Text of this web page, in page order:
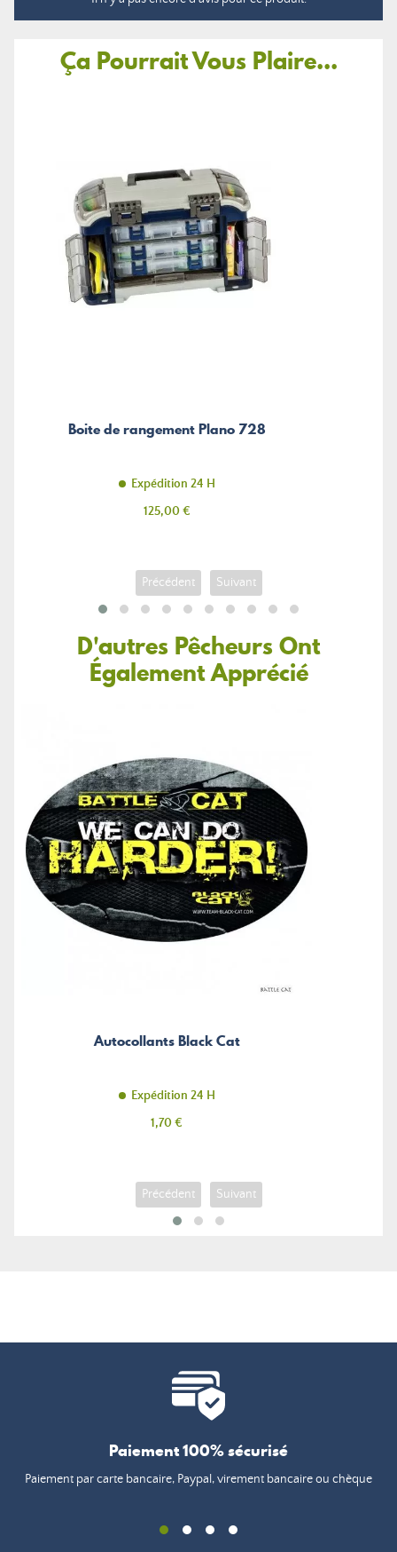
Ça Pourrait Vous Plaire...
Boite de rangement Plano 728
Expédition 24 H
Prix
125,00 €
Précédent Suivant
D'autres Pêcheurs Ont
Également Apprécié
Autocollants Black Cat
Expédition 24 H
Prix
1,70 €
Précédent Suivant
Paiement 100% sécurisé
Paiement par carte bancaire, Paypal, virement bancaire ou chèque